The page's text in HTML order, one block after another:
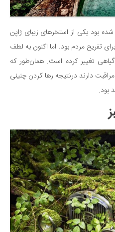
بود یکی از استخرهای زیبای ژاپن
تفریح مردم بود. اما اکنون به لطف
تغییر کرده است. همان‌طور که
دارند درنتیجه رها کردن چنینی
بود.